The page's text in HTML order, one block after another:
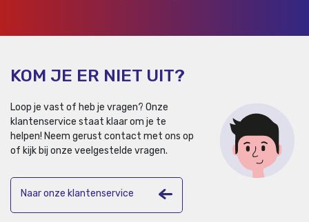
KOM JE ER NIET UIT?
Loop je vast of heb je vragen? Onze
klantenservice staat klaar om je te
helpen! Neem gerust contact met ons op
of kijk bij onze veelgestelde vragen.
Naar onze klantenservice